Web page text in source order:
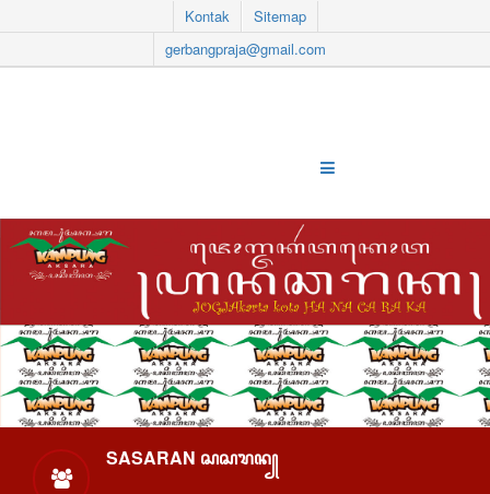
Kontak
Sitemap
gerbangpraja@gmail.com
SASARAN ꦱꦱꦫꦤ꧀